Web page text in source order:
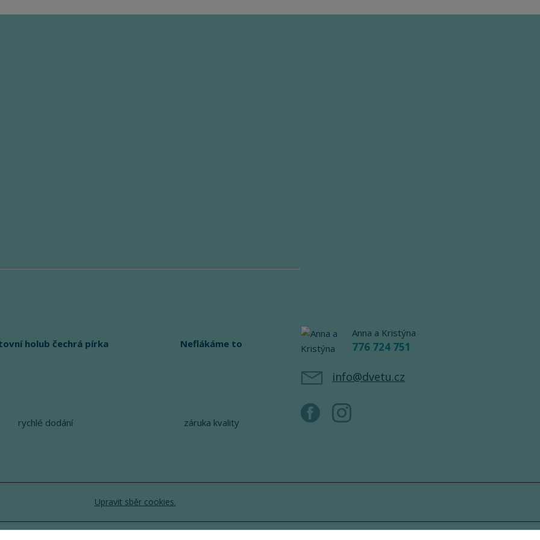
holub čechrá pírka
rychlé dodání
Neflákáme to
záruka kvality
Anna a Kristýna
776 724 751
info@dvetu.cz
Upravit sběr cookies.